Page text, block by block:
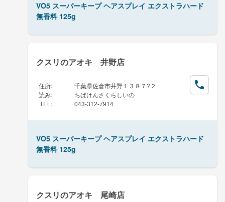
VO5 スーパーキープ ヘアスプレイ エクストラハード
無香料 125g
クスリのアオキ 井野店
住所:
千葉県佐倉市井野１３８７?２
読み:
ちばけんさくらしいの
TEL : 043-312-7914
VO5 スーパーキープ ヘアスプレイ エクストラハード
無香料 125g
クスリのアオキ 尾崎店